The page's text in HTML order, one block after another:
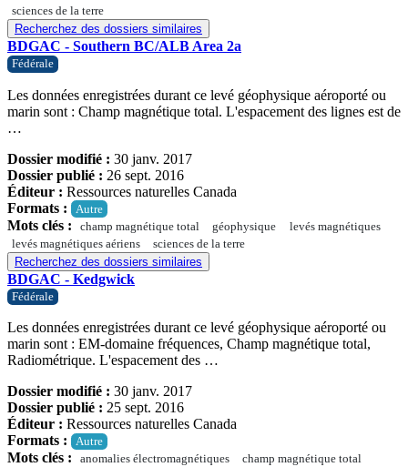
sciences de la terre
Recherchez des dossiers similaires
BDGAC - Southern BC/ALB Area 2a
Fédérale
Les données enregistrées durant ce levé géophysique aéroporté ou
marin sont : Champ magnétique total. L'espacement des lignes est de
…
Dossier modifié : 30 janv. 2017
Dossier publié : 26 sept. 2016
Éditeur : Ressources naturelles Canada
Formats :
Autre
Mots clés : champ magnétique total géophysique
levés magnétiques
levés magnétiques aériens
sciences de la terre
Recherchez des dossiers similaires
BDGAC - Kedgwick
Fédérale
Les données enregistrées durant ce levé géophysique aéroporté ou
marin sont : EM-domaine fréquences, Champ magnétique total,
Radiométrique. L'espacement des …
Dossier modifié : 30 janv. 2017
Dossier publié : 25 sept. 2016
Éditeur : Ressources naturelles Canada
Formats :
Autre
Mots clés : anomalies électromagnétiques
champ magnétique total